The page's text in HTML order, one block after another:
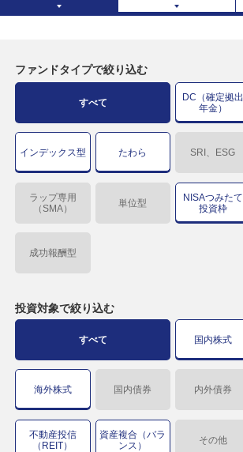
ファンドタイプで絞り込む
すべて
DC（確定拠出
年金）
インデックス型 たわら SRI、ESG
ラップ専用
（SMA）
単位型
NISAつみたて
投資枠
成功報酬型
投資対象で絞り込む
すべて 国内株式
海外株式 国内債券 内外債券
不動産投信
（REIT）
資産複合（バラ
ンス）
その他